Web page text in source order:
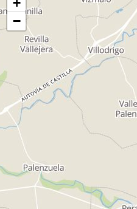
−